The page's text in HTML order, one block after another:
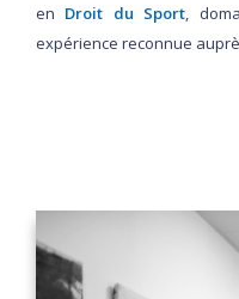
en Droit du Sport ,
expérience reconnue